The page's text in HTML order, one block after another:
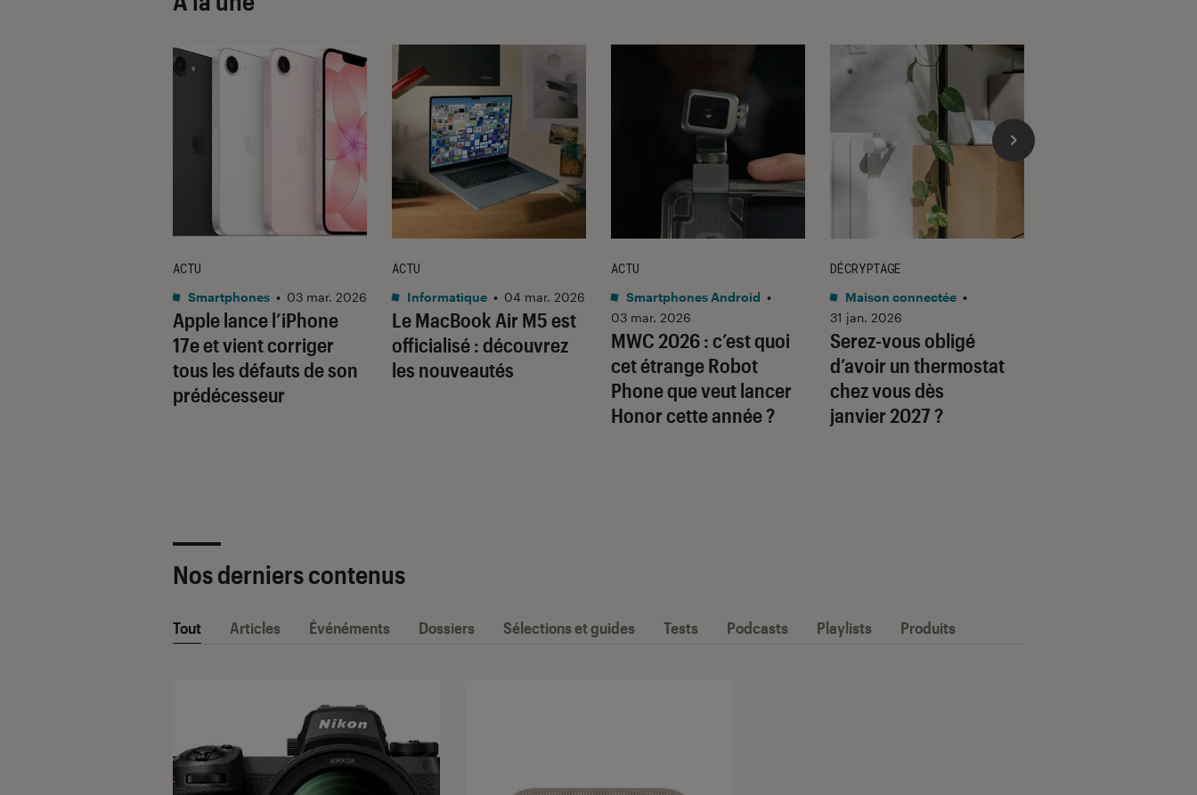
Apple lance l’iPhone
17e et vient corriger
tous les défauts de son
prédécesseur
ACTU
Smartphones • 03 mar. 2026
Le MacBook Air M5 est
officialisé : découvrez
les nouveautés
ACTU
Informatique • 04 mar. 2026
MWC 2026 : c’est quoi
cet étrange Robot
Phone que veut lancer
Honor cette année ?
ACTU
Smartphones Android •
03 mar. 2026
Serez-vous obligé
d’avoir un thermostat
chez vous dès
janvier 2027 ?
DÉCRYPTAGE
Maison connectée •
31 jan. 2026
Nos derniers contenus
Tout Articles Événéments Dossiers Sélections et guides Tests Podcasts Playlists Produits